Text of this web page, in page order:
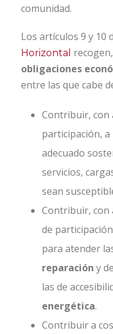
comunidad.
Los artículos 9 y 10
Horizontal
obligaciones
entre las que cabe
Contribuir, con
participación,
adecuado
servicios,
sean
Contribuir, con
de
para atender
reparación y de
las de
energética.
Contribuir a